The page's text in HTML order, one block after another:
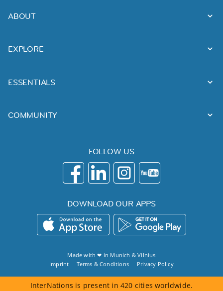
ABOUT
EXPLORE
ESSENTIALS
COMMUNITY
FOLLOW US
DOWNLOAD OUR APPS
Made with ❤ in Munich &Vilnius
Imprint
Terms & Conditions Privacy Policy
InterNations is present in 420 cities worldwide.